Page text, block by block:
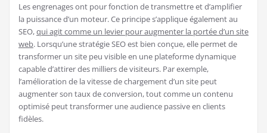
Les engrenages ont pour fonction de transmettre et d’amplifier
la puissance d’un moteur. Ce principe s’applique également au
SEO,qui agit comme un levier pour augmenter la portée d’un site
web. Lorsqu’une stratégie SEO est bien conçue, elle permet de
transformer un site peu visible en une plateforme dynamique
capable d’attirer des milliers de visiteurs. Par exemple,
l’amélioration de la vitesse de chargement d’un site peut
augmenter son taux de conversion, tout comme un contenu
optimisé peut transformer une audience passive en clients
fidèles.